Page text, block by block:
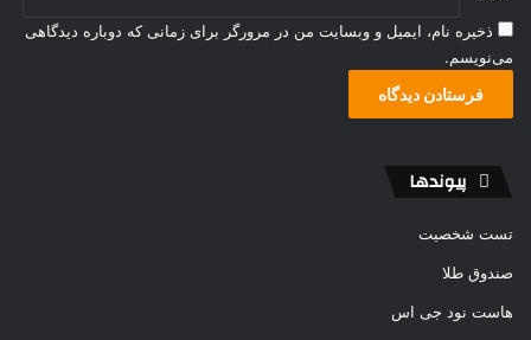
ذخیره نام، ایمیل و وبسایت من در مرورگر برای زمانی که دوباره دیدگاهی
می‌نویسم.
پیوندها
تست شخصیت
صندوق طلا
هاست نود جی اس